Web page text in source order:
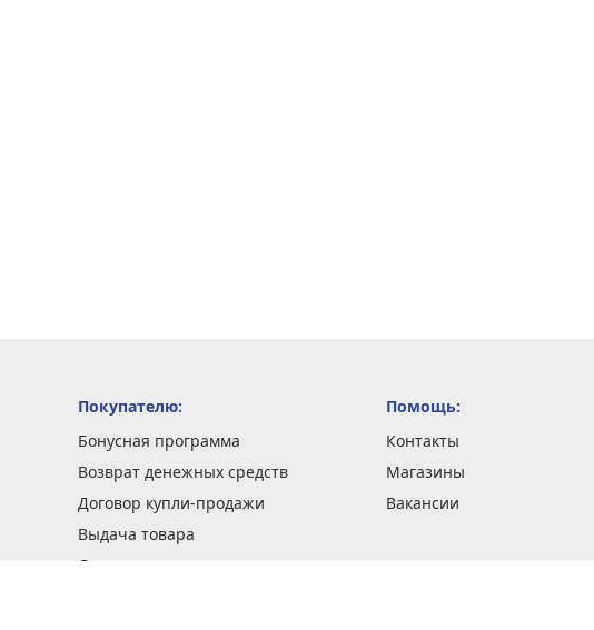
Покупателю:
Бонусная программа
Возврат денежных средств
Договор купли-продажи
Выдача товара
Доставка заказов
Помощь:
Контакты
Магазины
Вакансии